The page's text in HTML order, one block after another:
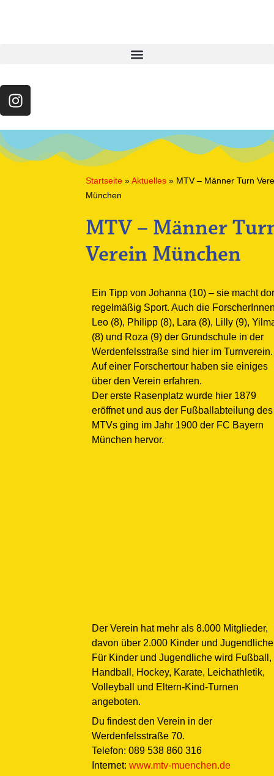
Startseite »Aktuelles » MTV – Männer Turn
München
MTV – Männer
Verein München
Ein Tipp von Johanna (10) – sie macht
regelmäßig Sport. Auch die
Leo (8), Philipp (8), Lara (8), Lilly (9),
(8) und Roza (9) der Grundschule in der
Werdenfelsstraße sind hier im Turnverein.
Auf einer Forschertour haben sie einiges
über den Verein erfahren.
Der erste Rasenplatz wurde hier 1879
eröffnet und aus der Fußballabteilung des
MTVs ging im Jahr 1900 der FC Bayern
München hervor.
Der Verein hat mehr als 8.000 Mitglieder,
davon über 2.000 Kinder und
Für Kinder und Jugendliche wird Fußball,
Handball, Hockey, Karate, Leichathletik,
Volleyball und Eltern-Kind-Turnen
angeboten.
Du findest den Verein in der
Werdenfelsstraße 70.
Telefon: 089 538 860 316
Internet: www.mtv-muenchen.de